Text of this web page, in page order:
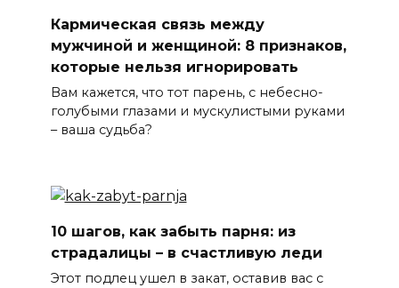
Кармическая связь между
мужчиной и женщиной: 8 признаков,
которые нельзя игнорировать
Вам кажется, что тот парень, с небесно-
голубыми глазами и мускулистыми руками
– ваша судьба?
10 шагов, как забыть парня: из
страдалицы – в счастливую леди
Этот подлец ушел в закат, оставив вас с